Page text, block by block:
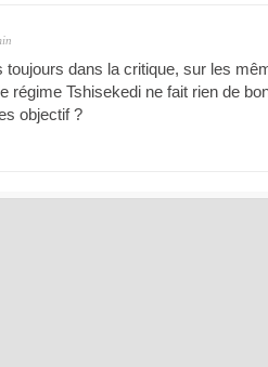
toujours dans la critique, sur les
régime Tshisekedi ne fait rien de
objectif ?